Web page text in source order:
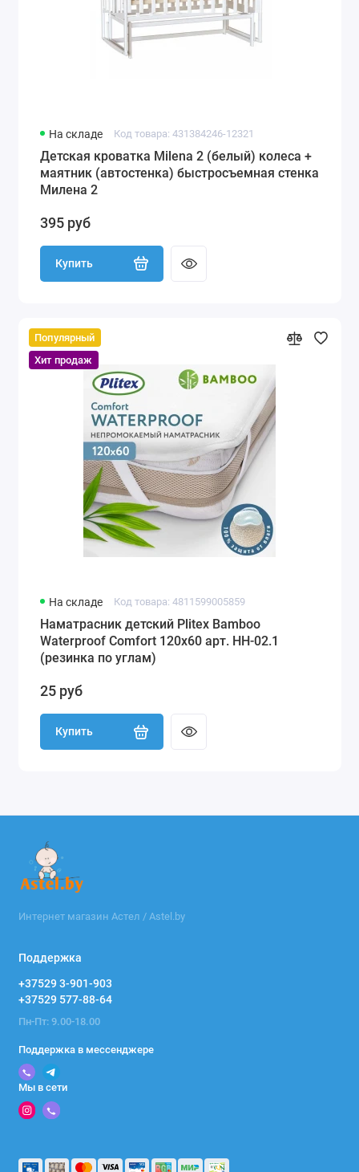
На складе Код товара: 431384246-12321
Детская кроватка Milena 2 (белый) колеса +
маятник (автостенка) быстросъемная стенка
Милена 2
395 руб
Купить
Популярный
Хит продаж
На складе Код товара: 4811599005859
Наматрасник детский Plitex Bamboo
Waterproof Comfort 120х60 арт. НН-02.1
(резинка по углам)
25 руб
Купить
Интернет магазин Астел / Astel.by
Поддержка
+37529 3-901-903
+37529 577-88-64
Пн-Пт: 9.00-18.00
Поддержка в мессенджере
Мы в сети